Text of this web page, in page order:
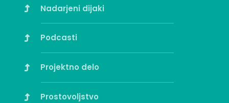
Nadarjeni dijaki
Podcasti
Projektno delo
Prostovoljstvo